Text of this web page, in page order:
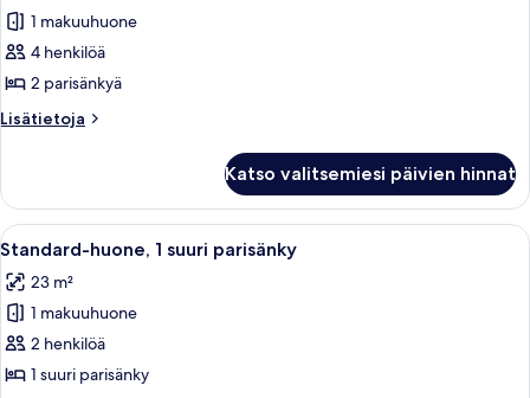
Kahden
hengen
standard-
huone,
2
kuvat
1 makuuhuone
4 henkilöä
2 parisänkyä
Lisätietoja
Lisätietoja
standard-
huone,
2
Katso valitsemiesi päivien hinnat
Avaa
kaikki
huonetyypin
Standard-
huone,
1
Hotellihuone, jossa on suuri sänky,
7
Standard-huone, 1 suuri parisänky
23 m²
1 makuuhuone
2 henkilöä
1 suuri parisänky